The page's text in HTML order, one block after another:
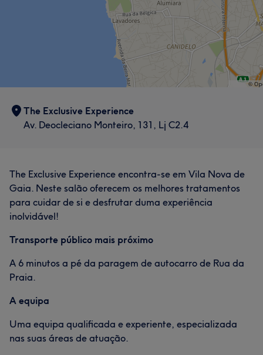
The Exclusive Experience
Av. Deocleciano Monteiro, 131, Lj C2.4
The Exclusive Experience encontra-se em Vila Nova de
Gaia. Neste salão oferecem os melhores tratamentos
para cuidar de si e desfrutar duma experiência
inolvidável!
Transporte público mais próximo
A 6 minutos a pé da paragem de autocarro de Rua da
Praia.
A equipa
Uma equipa qualificada e experiente, especializada
nas suas áreas de atuação.